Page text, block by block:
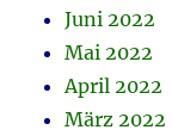
Juni 2022
Mai 2022
April 2022
März 2022